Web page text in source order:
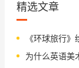
精选文章
《环球旅行》